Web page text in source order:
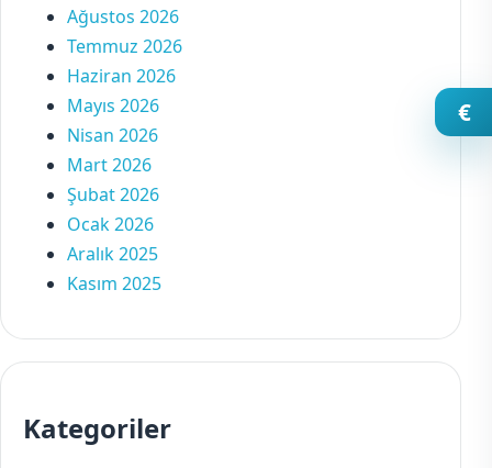
Ağustos 2026
Temmuz 2026
Haziran 2026
Mayıs 2026
Nisan 2026
Mart 2026
Şubat 2026
Ocak 2026
Aralık 2025
Kasım 2025
Kategoriler
€